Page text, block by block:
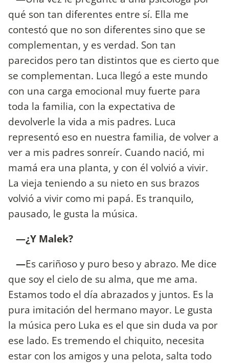
qué son tan diferentes entre sí. Ella me
contestó que no son diferentes sino que se
complementan, y es verdad. Son tan
parecidos pero tan distintos que es cierto que
se complementan. Luca llegó a este mundo
con una carga emocional muy fuerte para
toda la familia, con la expectativa de
devolverle la vida a mis padres. Luca
representó eso en nuestra familia, de volver a
ver a mis padres sonreír. Cuando nació, mi
mamá era una planta, y con él volvió a vivir.
La vieja teniendo a su nieto en sus brazos
volvió a vivir como mi papá. Es tranquilo,
pausado, le gusta la música.
—¿Y Malek?
—Es cariñoso y puro beso y abrazo. Me dice
que soy el cielo de su alma, que me ama.
Estamos todo el día abrazados y juntos. Es la
pura imitación del hermano mayor. Le gusta
la música pero Luka es el que sin duda va por
ese lado. Es tremendo el chiquito, necesita
estar con los amigos y una pelota, salta todo